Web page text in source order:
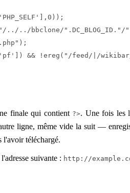
../../bbclone/".DC_BLOG_ID."/
&& !ereg("/feed/|/
finale qui contient ?>. Une fois les
ligne, même vide la suit —
l'avoir téléchargé.
suivante : http://